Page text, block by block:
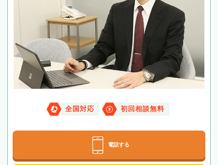
全国対応 初回相談無料
電話する